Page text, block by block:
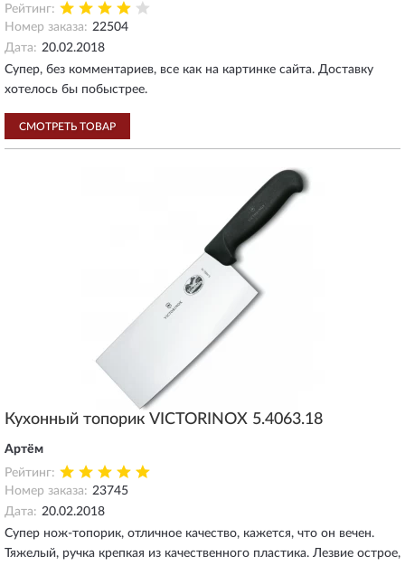
Рейтинг:
Номер заказа: 22504
Дата: 20.02.2018
Супер, без комментариев, все как на картинке сайта. Доставку
хотелось бы побыстрее.
СМОТРЕТЬ ТОВАР
Кухонный топорик VICTORINOX 5.4063.18
Артём
Рейтинг:
Номер заказа: 23745
Дата: 20.02.2018
Супер нож-топорик, отличное качество, кажется, что он вечен.
Тяжелый, ручка крепкая из качественного пластика. Лезвие острое,